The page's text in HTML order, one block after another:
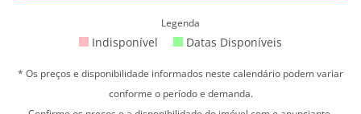
Legenda
Indisponível Datas Disponíveis
* Os preços e disponibilidade informados neste calendário podem variar
conforme o período e demanda.